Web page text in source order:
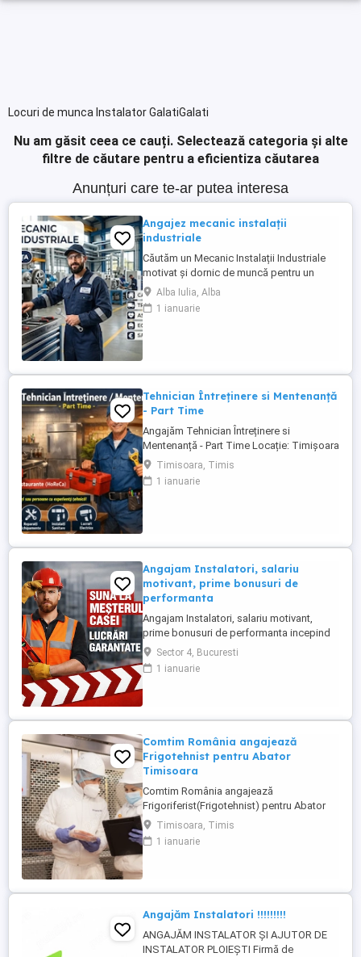
Locuri de munca Instalator GalatiGalati
Nu am găsit ceea ce cauți. Selectează categoria și alte
filtre de căutare pentru a eficientiza căutarea
Anunțuri care te-ar putea interesa
Angajez mecanic instalații
industriale
Căutăm un Mecanic Instalații Industriale
motivat și dornic de muncă pentru un
proiect derulat în Auxerre, Franța. Ce îți
oferim: -Pachet salarial atractiv (în funcție
de experiență și calificare) -Cazare
Alba Iulia, Alba
1 ianuarie
Tehnician Întreținere si Mentenanță
- Part Time
Angajăm Tehnician Întreținere si
Mentenanță - Part Time Locație: Timișoara
Domeniu: Restaurante (HoReCa) Căutăm o
persoană tehnică, responsabilă și
organizată pentru mentenanța preventivă
Timisoara, Timis
1 ianuarie
Angajam Instalatori, salariu
motivant, prime bonusuri de
performanta
Angajam Instalatori, salariu motivant,
prime bonusuri de performanta incepind
cu 5.000 - 8.000 RON Societate cu traditie
autorizata ANRE in domeniul instalatilor
angajeaza instalatori cu carnet de
termice. Vino sa faci ...
Sector 4, Bucuresti
1 ianuarie
Comtim România angajează
Frigotehnist pentru Abator
Timisoara
Comtim România angajează
Frigoriferist(Frigotehnist) pentru Abator
Timisoara Nu asigurăm cazare. Cerințe: -
Liceu Scoala profesionala de profil,
Calificare de frigotehnist; - Experienta
prelua si indeplini sarcini in mod ...
Timisoara, Timis
1 ianuarie
Angajăm Instalatori !!!!!!!!!
ANGAJĂM INSTALATOR ȘI AJUTOR DE
INSTALATOR PLOIEȘTI Firmă de